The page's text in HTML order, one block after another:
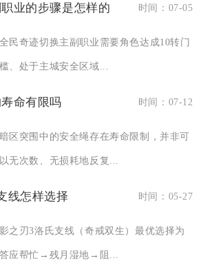
业的步骤是怎样的 时间：07-05
全民奇迹切换主副职业需要角色达成10转门
槛、处于主城安全区域...
命有限吗 时间：07-12
暗区突围中的安全绳存在寿命限制，并非可
以无次数、无损耗地反复...
线怎样选择 时间：05-27
影之刃3洛氏支线（奇戒双生）最优选择为
答应帮忙→残月湿地→阻...